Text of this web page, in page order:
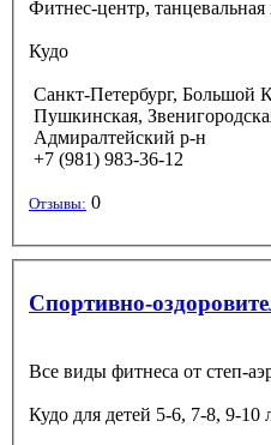
Фитнес-центр,
Кудо
Санкт-Петербург, Большой
Пушкинская,
Адмиралтейский р-н
+7 (981) 983-36-12
Отзывы: 0
Спортивно-
Все виды фитнеса от cтеп-
Кудо для детей 5-6, 7-8, 9-10